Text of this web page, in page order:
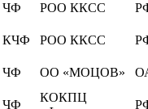
ЧФ РОО ККСС
КЧФ РОО ККСС
ЧФ ОО «МОЦОВ»
ЧФ
КОКПЦ